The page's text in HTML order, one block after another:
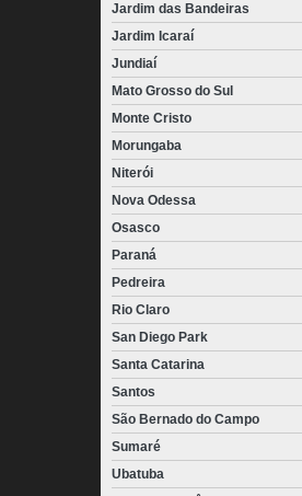
Jardim das Bandeiras
Jardim Icaraí
Jundiaí
Mato Grosso do Sul
Monte Cristo
Morungaba
Niterói
Nova Odessa
Osasco
Paraná
Pedreira
Rio Claro
San Diego Park
Santa Catarina
Santos
São Bernado do Campo
Sumaré
Ubatuba